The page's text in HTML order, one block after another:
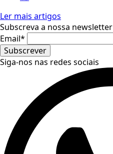
Ler mais artigos
Subscreva a nossa newsletter
Email*
Subscrever
Siga-nos nas redes sociais